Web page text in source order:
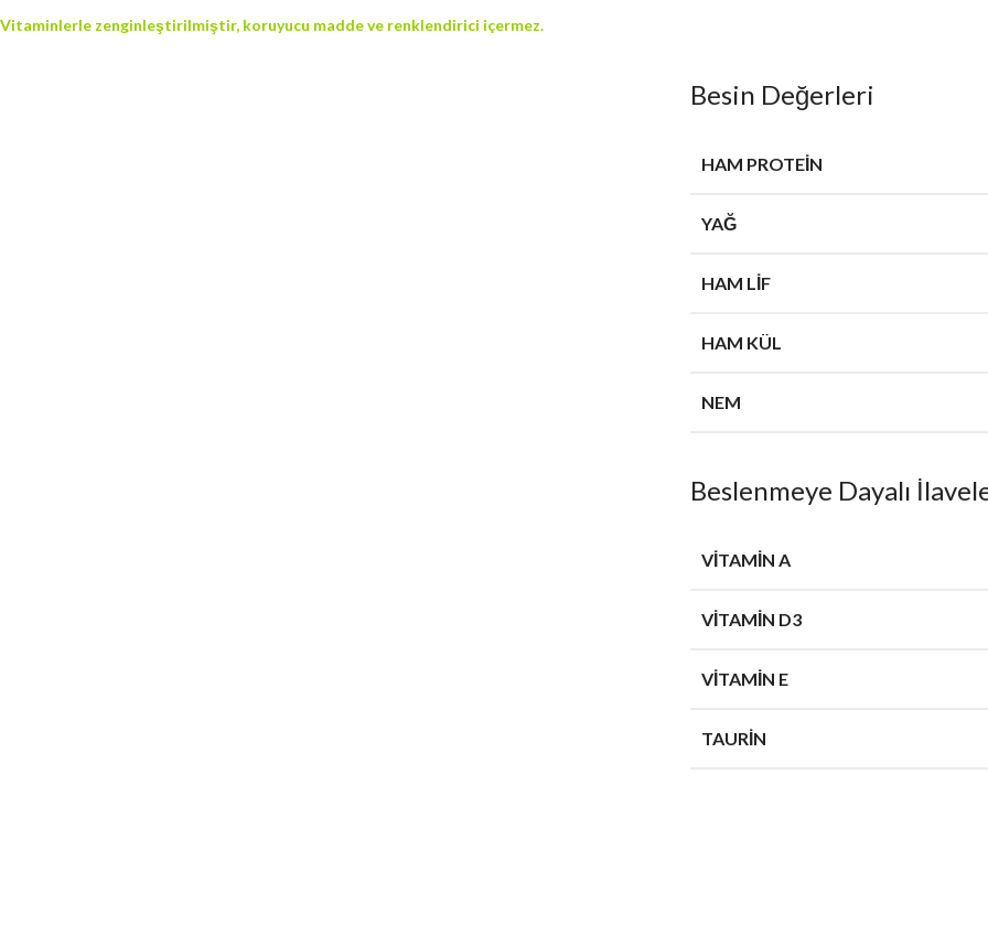
Vitaminlerle zenginleştirilmiştir, koruyucu madde ve renklendirici içermez.
Besin Değerleri
HAM PROTEIN
YAĞ
HAM LIF
HAM KÜL
NEM
Beslenmeye Dayalı
VITAMIN A
VITAMIN D3
VITAMIN E
TAURIN